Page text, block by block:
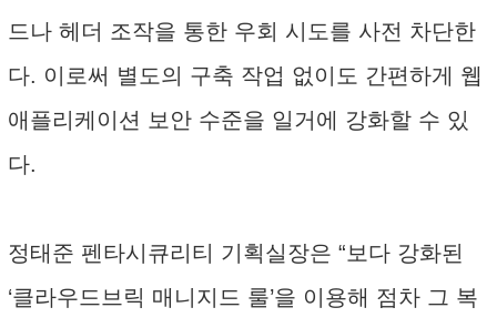
드나 헤더 조작을 통한 우회 시도를 사전 차단한
다. 이로써 별도의 구축 작업 없이도 간편하게 웹
애플리케이션 보안 수준을 일거에 강화할 수 있
다.
정태준 펜타시큐리티 기획실장은 “보다 강화된
‘클라우드브릭 매니지드 룰’을 이용해 점차 그 복